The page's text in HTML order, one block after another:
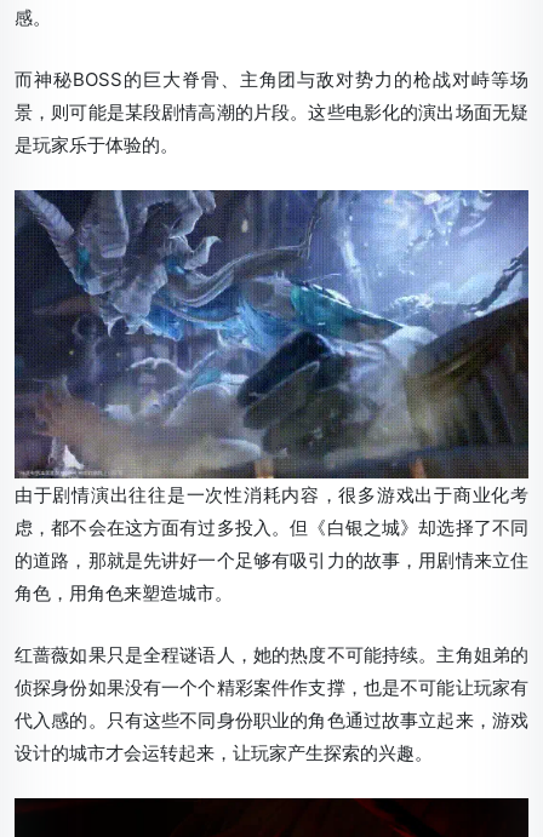
感。
而神秘BOSS的巨大脊骨、主角团与敌对势力的枪战对峙等场
景，则可能是某段剧情高潮的片段。这些电影化的演出场面无疑
是玩家乐于体验的。
由于剧情演出往往是一次性消耗内容，很多游戏出于商业化考
虑，都不会在这方面有过多投入。但《白银之城》却选择了不同
的道路，那就是先讲好一个足够有吸引力的故事，用剧情来立住
角色，用角色来塑造城市。
红蔷薇如果只是全程谜语人，她的热度不可能持续。主角姐弟的
侦探身份如果没有一个个精彩案件作支撑，也是不可能让玩家有
代入感的。只有这些不同身份职业的角色通过故事立起来，游戏
设计的城市才会运转起来，让玩家产生探索的兴趣。